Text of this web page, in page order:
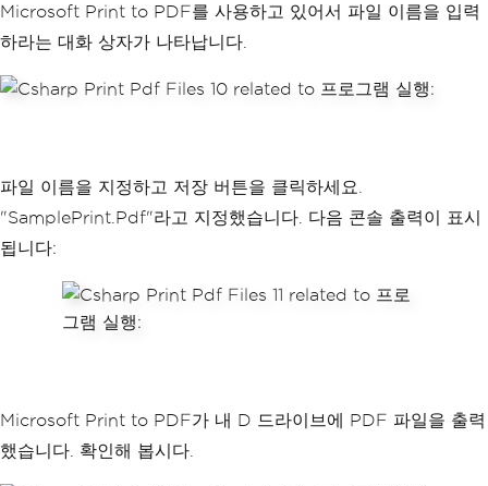
Microsoft Print to PDF를 사용하고 있어서 파일 이름을 입력
하라는 대화 상자가 나타납니다.
파일 이름을 지정하고 저장 버튼을 클릭하세요.
"SamplePrint.Pdf"라고 지정했습니다. 다음 콘솔 출력이 표시
됩니다:
Microsoft Print to PDF가 내 D 드라이브에 PDF 파일을 출력
했습니다. 확인해 봅시다.